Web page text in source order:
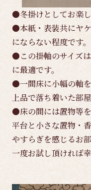
●冬掛けとしてお楽し
●本紙・表装共にヤ
にならない程度です。
●この掛軸のサイズ
に最適です。
●一間床に小幅の軸
上品で落ち着いた部
●床の間には置物等
平台と小さな置物・
やすらぎを感じるお
一度お試し頂ければ幸